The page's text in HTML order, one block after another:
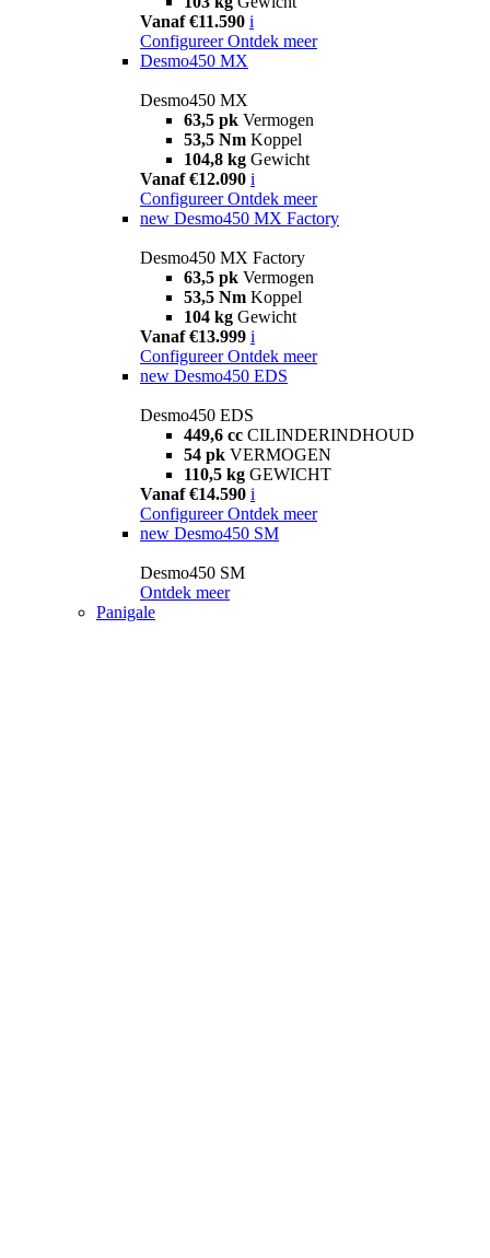
Vanaf €11.590 i
Configureer Ontdek meer
Desmo450 MX
Desmo450 MX
63,5 pk Vermogen
53,5 Nm Koppel
104,8 kg Gewicht
Vanaf €12.090 i
Configureer Ontdek meer
new Desmo450 MX Factory
Desmo450 MX Factory
63,5 pk Vermogen
53,5 Nm Koppel
104 kg Gewicht
Vanaf €13.999 i
Configureer Ontdek meer
new Desmo450 EDS
Desmo450 EDS
449,6 cc CILINDERINDHOUD
54 pk VERMOGEN
110,5 kg GEWICHT
Vanaf €14.590 i
Configureer Ontdek meer
new Desmo450 SM
Desmo450 SM
Ontdek meer
Panigale